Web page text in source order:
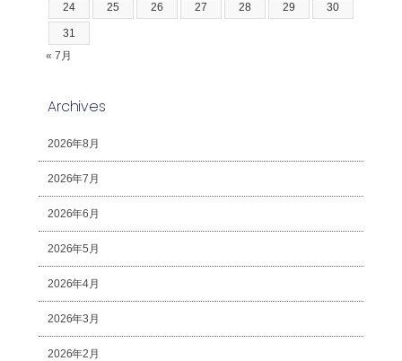
24 25 26 27 28 29 30
31
« 7月
Archives
2026年8月
2026年7月
2026年6月
2026年5月
2026年4月
2026年3月
2026年2月